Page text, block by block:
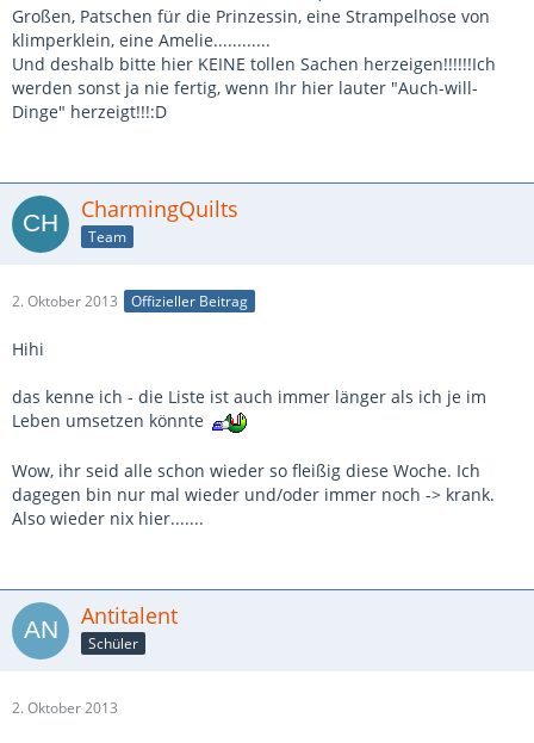
Großen, Patschen für die Prinzessin, eine Strampelhose von
klimperklein, eine Amelie............
Und deshalb bitte hier KEINE tollen Sachen herzeigen!!!!!!Ich
werden sonst ja nie fertig, wenn Ihr hier lauter "Auch-will-
Dinge" herzeigt!!!:D
CharmingQuilts
Team
2. Oktober 2013 Offizieller Beitrag
Hihi
das kenne ich - die Liste ist auch immer länger als ich je im
Leben umsetzen könnte
Wow, ihr seid alle schon wieder so fleißig diese Woche. Ich
dagegen bin nur mal wieder und/oder immer noch -> krank.
Also wieder nix hier.......
Antitalent
Schüler
2. Oktober 2013